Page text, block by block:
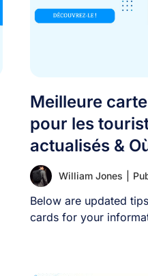
Meilleure
pour les
actualisés &
William Jones
Below are updated
cards for your